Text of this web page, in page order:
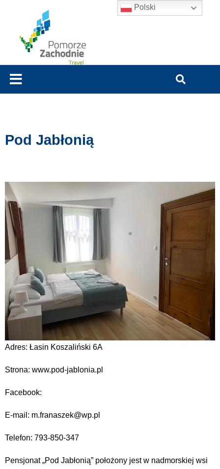
Pod Jabłonią
Adres: Łasin Koszaliński 6A
Strona: www.pod-jablonia.pl
Facebook:
E-mail: m.franaszek@wp.pl
Telefon: 793-850-347
Pensjonat „Pod Jabłonią” położony jest w nadmorskiej wsi
Polski